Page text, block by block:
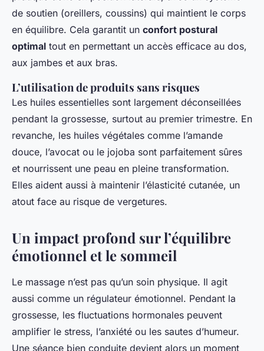
de soutien (oreillers, coussins) qui maintient le corps
en équilibre. Cela garantit un confort postural
optimal tout en permettant un accès efficace au dos,
aux jambes et aux bras.
L’utilisation de produits sans risques
Les huiles essentielles sont largement déconseillées
pendant la grossesse, surtout au premier trimestre. En
revanche, les huiles végétales comme l’amande
douce, l’avocat ou le jojoba sont parfaitement sûres
et nourrissent une peau en pleine transformation.
Elles aident aussi à maintenir l’élasticité cutanée, un
atout face au risque de vergetures.
Un impact profond sur l’équilibre
émotionnel et le sommeil
Le massage n’est pas qu’un soin physique. Il agit
aussi comme un régulateur émotionnel. Pendant la
grossesse, les fluctuations hormonales peuvent
amplifier le stress, l’anxiété ou les sautes d’humeur.
Une séance bien conduite devient alors un moment